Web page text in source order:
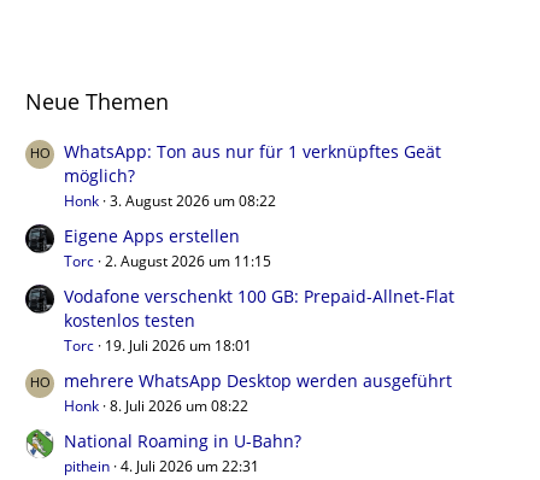
Neue Themen
WhatsApp: Ton aus nur für 1 verknüpftes Geät
möglich?
Honk 3. August 2026 um 08:22
Eigene Apps erstellen
Torc 2. August 2026 um 11:15
Vodafone verschenkt 100 GB: Prepaid-Allnet-Flat
kostenlos testen
Torc 19. Juli 2026 um 18:01
mehrere WhatsApp Desktop werden ausgeführt
Honk 8. Juli 2026 um 08:22
National Roaming in U-Bahn?
pithein 4. Juli 2026 um 22:31